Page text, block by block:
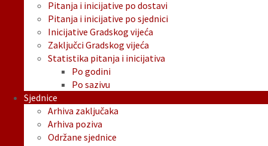
Pitanja i inicijative po dostavi
Pitanja i inicijative po sjednici
Inicijative Gradskog vijeća
Zaključci Gradskog vijeća
Statistika pitanja i inicijativa
Po godini
Po sazivu
Sjednice
Arhiva zaključaka
Arhiva poziva
Održane sjednice